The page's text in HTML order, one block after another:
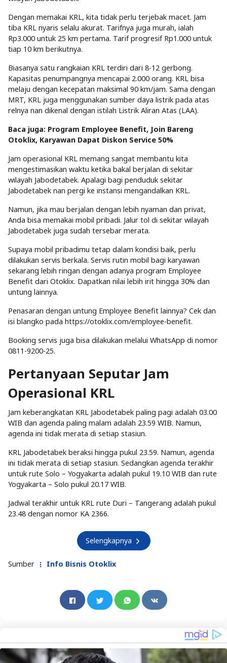
Dengan memakai KRL, kita tidak perlu terjebak macet. Jam
tiba KRL nyaris selalu akurat. Tarifnya juga murah, ialah
Rp3.000 untuk 25 km pertama. Tarif progresif Rp1.000 untuk
tiap 10 km berikutnya.
Biasanya satu rangkaian KRL terdiri dari 8-12 gerbong.
Kapasitas penumpangnya mencapai 2.000 orang. KRL bisa
melaju dengan kecepatan maksimal 90 km/jam. Sama dengan
MRT, KRL juga menggunakan sumber daya listrik pada atas
relnya nan dikenal dengan istilah Listrik Aliran Atas (LAA).
Baca juga: Program Employee Benefit, Join Bareng
Otoklix, Karyawan Dapat Diskon Service 50%
Jam operasional KRL memang sangat membantu kita
mengestimasikan waktu ketika bakal berjalan di sekitar
wilayah Jabodetabek. Apalagi bagi penduduk sekitar
Jabodetabek nan pergi ke instansi mengandalkan KRL.
Namun, jika mau berjalan dengan lebih nyaman dan privat,
Anda bisa memakai mobil pribadi. Jalur tol di sekitar wilayah
Jabodetabek juga sudah tersebar merata.
Supaya mobil pribadimu tetap dalam kondisi baik, perlu
dilakukan servis berkala. Servis rutin mobil bagi karyawan
sekarang lebih ringan dengan adanya program Employee
Benefit dari Otoklix. Dapatkan nilai lebih irit hingga 30% dan
untung lainnya.
Penasaran dengan untung Employee Benefit lainnya? Cek dan
isi blangko pada https://otoklix.com/employee-benefit.
Booking servis juga bisa dilakukan melalui WhatsApp di nomor
0811-9200-25.
Pertanyaan Seputar Jam
Operasional KRL
Jam keberangkatan KRL Jabodetabek paling pagi adalah 03.00
WIB dan agenda paling malam adalah 23.59 WIB. Namun,
agenda ini tidak merata di setiap stasiun.
KRL Jabodetabek beraksi hingga pukul 23.59. Namun, agenda
ini tidak merata di setiap stasiun. Sedangkan agenda terakhir
untuk rute Solo – Yogyakarta adalah pukul 19.10 WIB dan rute
Yogyakarta – Solo pukul 20.17 WIB.
Jadwal terakhir untuk KRL rute Duri – Tangerang adalah pukul
23.48 dengan nomor KA 2366.
Selengkapnya
Sumber Info Bisnis Otoklix